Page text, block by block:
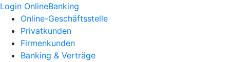
Login OnlineBanking
Online-Geschäftsstelle
Privatkunden
Firmenkunden
Banking & Verträge